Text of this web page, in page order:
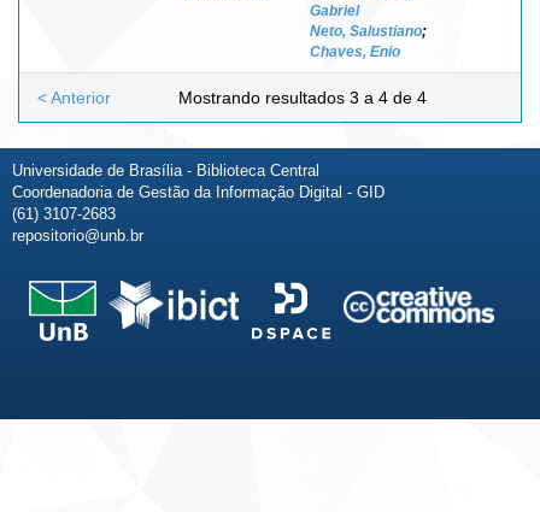
Gabriel
Neto, Salustiano;
Chaves, Enio
Mostrando resultados 3 a 4 de 4
< Anterior
Universidade de Brasília - Biblioteca Central
Coordenadoria de Gestão da Informação Digital - GID
(61) 3107-2683
repositorio@unb.br